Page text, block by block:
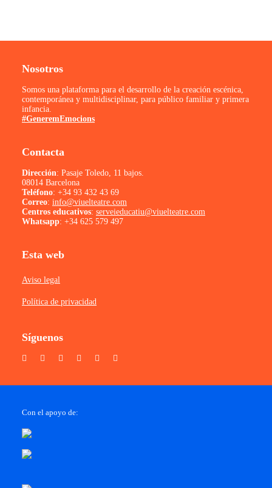
Nosotros
Somos una plataforma para el desarrollo de la creación escénica,
contemporánea y multidisciplinar, para público familiar y primera
infancia.
#GeneremEmocions
Contacta
Dirección: Pasaje Toledo, 11 bajos.
08014 Barcelona
Teléfono: +34 93 432 43 69
Correo: info@viuelteatre.com
Centros educativos: serveieducatiu@viuelteatre.com
Whatsapp: +34 625 579 497
Esta web
Aviso legal
Política de privacidad
Síguenos
Con el apoyo de: